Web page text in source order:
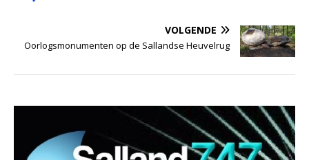
VOLGENDE
Oorlogsmonumenten op de Sallandse Heuvelrug